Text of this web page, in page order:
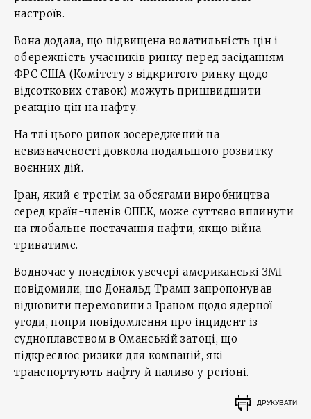
настроїв.
Вона додала, що підвищена волатильність цін і
обережність учасників ринку перед засіданням
ФРС США (Комітету з відкритого ринку щодо
відсоткових ставок) можуть пришвидшити
реакцію цін на нафту.
На тлі цього ринок зосереджений на
невизначеності довкола подальшого розвитку
воєнних дій.
Іран, який є третім за обсягами виробництва
серед країн-членів ОПЕК, може суттєво вплинути
на глобальне постачання нафти, якщо війна
триватиме.
Водночас у понеділок увечері американські ЗМІ
повідомили, що Дональд Трамп запропонував
відновити перемовини з Іраном щодо ядерної
угоди, попри повідомлення про інцидент із
судноплавством в Оманській затоці, що
підкреслює ризики для компаній, які
транспортують нафту й паливо у регіоні.
ДРУКУВАТИ